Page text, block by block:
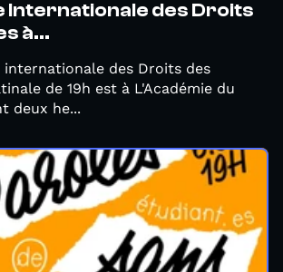
Internationale des Droits
à...
internationale des Droits des
de 19h est à L'Académie du
deux he...